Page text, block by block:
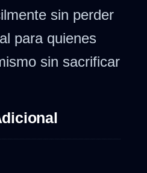
sin perder
para quienes
sin sacrificar